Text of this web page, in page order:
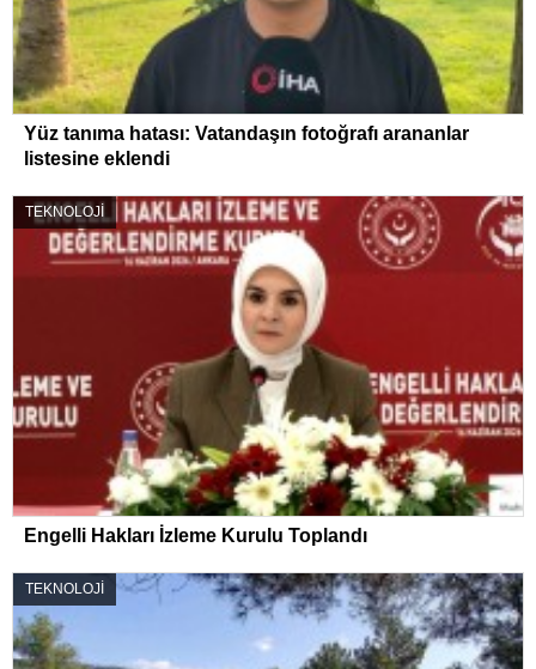
Yüz tanıma hatası: Vatandaşın fotoğrafı arananlar
listesine eklendi
TEKNOLOJİ
Engelli Hakları İzleme Kurulu Toplandı
TEKNOLOJİ